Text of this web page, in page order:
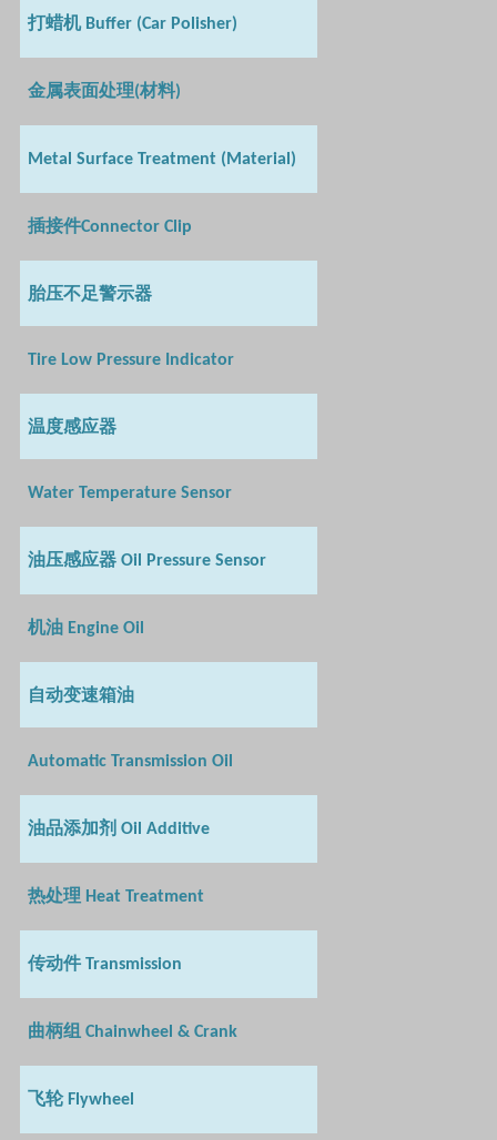
打蜡机Buffer (Car Polisher)
金属表面处理(材料)
Metal Surface Treatment (Material)
插接件Connector Clip
胎压不足警示器
Tire Low Pressure Indicator
温度感应器
Water Temperature Sensor
油压感应器 Oil Pressure Sensor
机油 Engine Oil
自动变速箱油
Automatic Transmission Oil
油品添加剂 Oil Additive
热处理 Heat Treatment
传动件 Transmission
曲柄组 Chainwheel & Crank
飞轮Flywheel